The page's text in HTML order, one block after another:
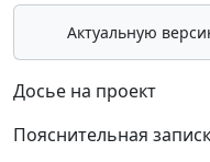
Актуальную
Досье на проект
Пояснительная